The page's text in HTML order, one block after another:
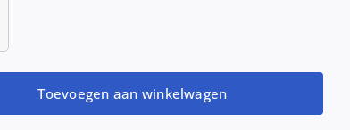
Toevoegen aan winkelwagen